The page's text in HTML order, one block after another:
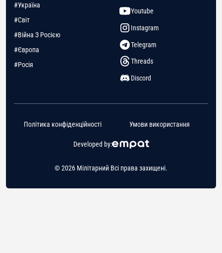
#Україна
#Світ
#Війна З Росією
#Європа
#Росія
Youtube
Instagram
Telegram
Threads
Discord
© 2026 Мілітарний Всі права захищені.
Developed by:
Політика конфіденційності Умови використання